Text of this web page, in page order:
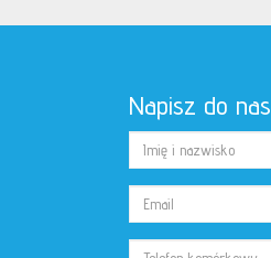
Napisz do nas